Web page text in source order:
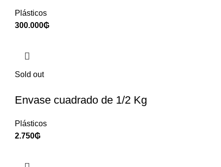
Plásticos
300.000₲
Sold out
Envase cuadrado de 1/2 Kg
Plásticos
2.750₲